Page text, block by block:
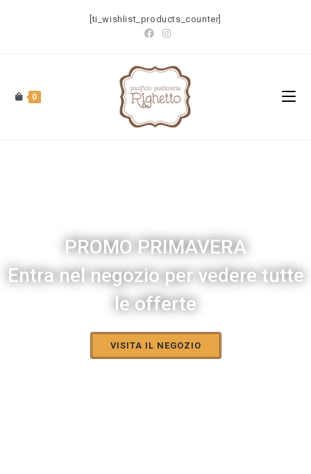
[ti_wishlist_products_counter]
0
PROMO PRIMAVERA
Entra nel negozio per vedere tutte
le offerte
VISITA IL NEGOZIO